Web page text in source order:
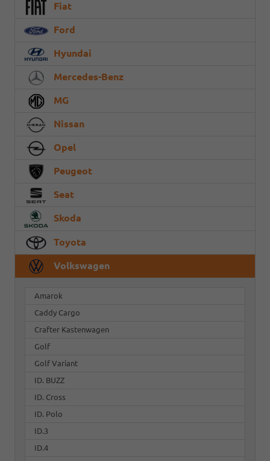
Fiat
Ford
Hyundai
Mercedes-Benz
MG
Nissan
Opel
Peugeot
Seat
Skoda
Toyota
Volkswagen
Amarok
Caddy Cargo
Crafter Kastenwagen
Golf
Golf Variant
ID. BUZZ
ID. Cross
ID. Polo
ID.3
ID.4